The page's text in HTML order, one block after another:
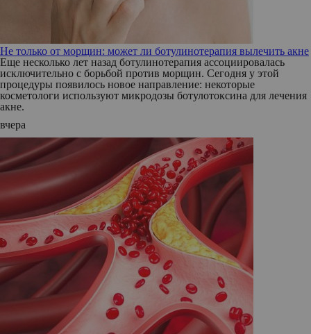
Не только от морщин: может ли ботулинотерапия вылечить акне
Еще несколько лет назад ботулинотерапия ассоциировалась
исключительно с борьбой против морщин. Сегодня у этой
процедуры появилось новое направление: некоторые
косметологи используют микродозы ботулотоксина для лечения
акне.
вчера